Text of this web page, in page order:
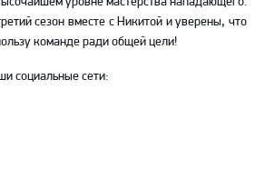
сезон вместе с Никитой и уверены, что
команде ради общей цели!
социальные сети: